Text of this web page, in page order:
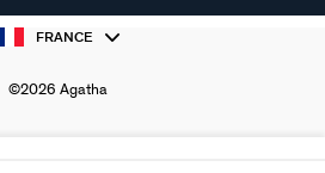
FRANCE
©2026 Agatha